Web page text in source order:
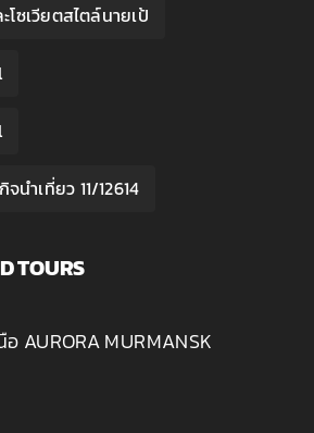
โซเวียตสไตล์นายเป้
นำเที่ยว 11/12614
TOURS
AURORA MURMANSK